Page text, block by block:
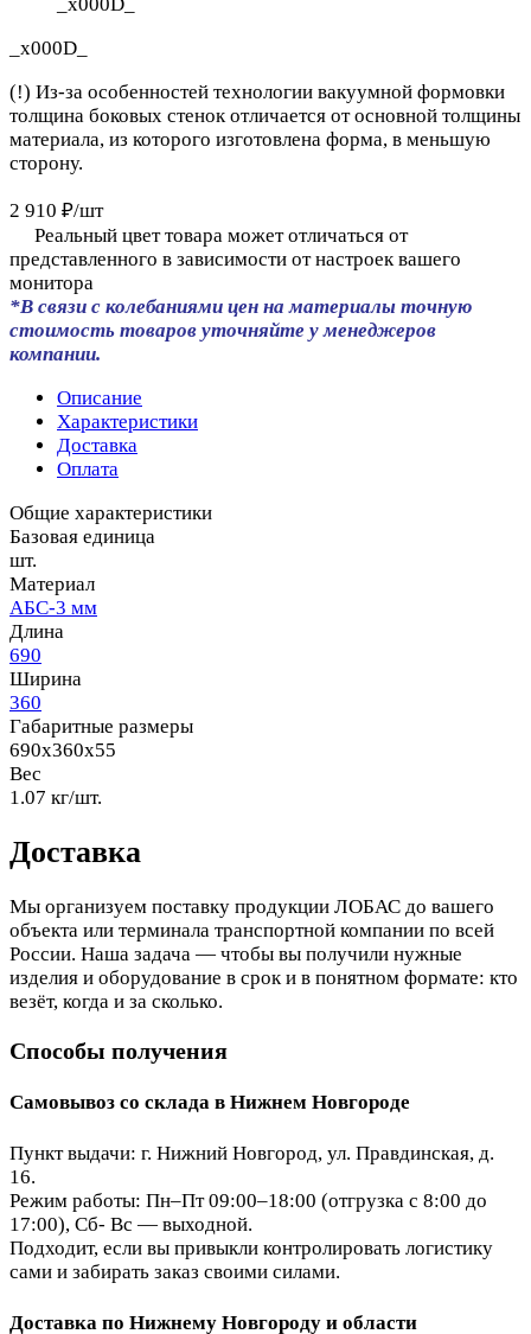
_x000D_
(!) Из-за особенностей технологии вакуумной формовки
толщина боковых стенок отличается от основной толщины
материала, из которого изготовлена форма, в меньшую
сторону.
2 910 ₽/шт
Реальный цвет товара может отличаться от
представленного в зависимости от настроек вашего
монитора
*В связи с колебаниями цен на материалы точную
стоимость товаров уточняйте у менеджеров
компании.
Описание
Характеристики
Доставка
Оплата
Общие характеристики
Базовая единица
шт.
Материал
АБС-3 мм
Длина
690
Ширина
360
Габаритные размеры
690x360x55
Вес
1.07 кг/шт.
Доставка
Мы организуем поставку продукции ЛОБАС до вашего
объекта или терминала транспортной компании по всей
России. Наша задача — чтобы вы получили нужные
изделия и оборудование в срок и в понятном формате: кто
везёт, когда и за сколько.
Способы получения
Самовывоз со склада в Нижнем Новгороде
Пункт выдачи: г. Нижний Новгород, ул. Правдинская, д.
16.
Режим работы: Пн–Пт 09:00–18:00 (отгрузка с 8:00 до
17:00), Сб- Вс — выходной.
Подходит, если вы привыкли контролировать логистику
сами и забирать заказ своими силами.
Доставка по Нижнему Новгороду и области